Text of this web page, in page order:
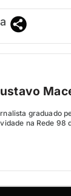
graduado
na Rede 98